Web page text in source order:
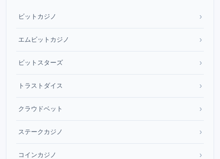
ビットカジノ ›
エムビットカジノ ›
ビットスターズ ›
トラストダイス ›
クラウドベット ›
ステークカジノ ›
コインカジノ ›